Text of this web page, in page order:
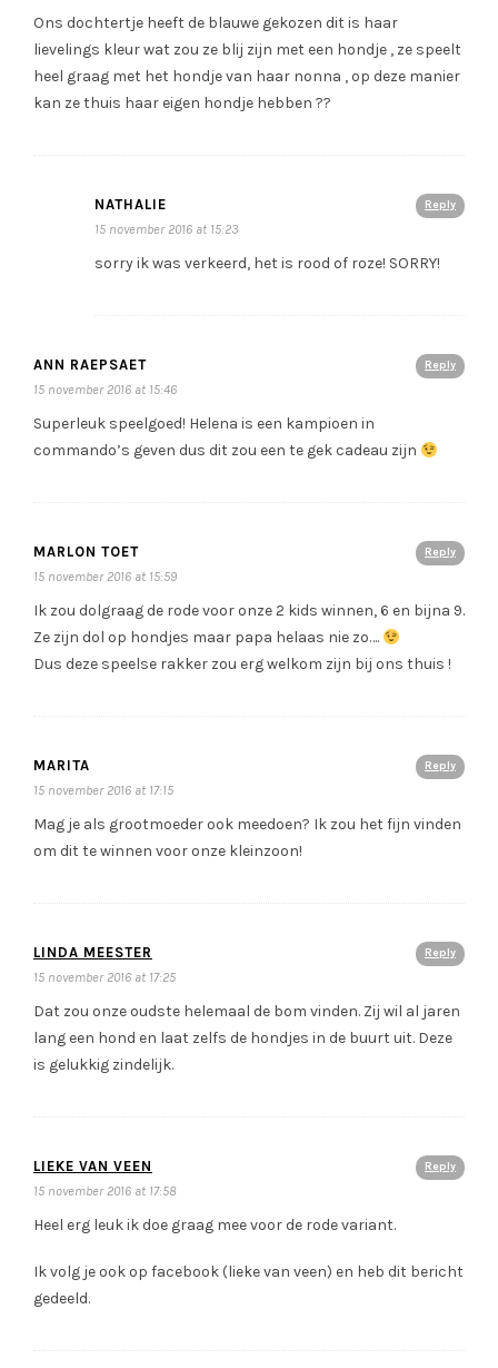
Ons dochtertje heeft de blauwe gekozen dit is haar
lievelings kleur wat zou ze blij zijn met een hondje , ze speelt
heel graag met het hondje van haar nonna , op deze manier
kan ze thuis haar eigen hondje hebben ??
Reply
NATHALIE
15 november 2016 at 15:23
sorry ik was verkeerd, het is rood of roze! SORRY!
Reply
ANN RAEPSAET
15 november 2016 at 15:46
Superleuk speelgoed! Helena is een kampioen in
commando’s geven dus dit zou een te gek cadeau zijn
Reply
MARLON TOET
15 november 2016 at 15:59
Ik zou dolgraag de rode voor onze 2 kids winnen, 6 en bijna 9.
Ze zijn dol op hondjes maar papa helaas nie zo….
Dus deze speelse rakker zou erg welkom zijn bij ons thuis !
Reply
MARITA
15 november 2016 at 17:15
Mag je als grootmoeder ook meedoen? Ik zou het fijn vinden
om dit te winnen voor onze kleinzoon!
Reply
LINDA MEESTER
15 november 2016 at 17:25
Dat zou onze oudste helemaal de bom vinden. Zij wil al jaren
lang een hond en laat zelfs de hondjes in de buurt uit. Deze
is gelukkig zindelijk.
Reply
LIEKE VAN VEEN
15 november 2016 at 17:58
Heel erg leuk ik doe graag mee voor de rode variant.
Ik volg je ook op facebook (lieke van veen) en heb dit bericht
gedeeld.